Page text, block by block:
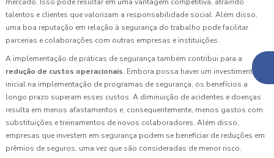
talentos e clientes que valorizam a responsabilidade social. Além disso,
uma boa reputação em relação à segurança do trabalho pode facilitar
parcerias e colaborações com outras empresas e instituições.
A implementação de práticas de segurança também contribui para a
redução de custos operacionais. Embora possa haver um investimento
inicial na implementação de programas de segurança, os benefícios a
longo prazo superam esses custos. A diminuição de acidentes e doenças
resulta em menos afastamentos e, consequentemente, menos gastos com
substituições e treinamentos de novos colaboradores. Além disso,
empresas que investem em segurança podem se beneficiar de reduções em
prêmios de seguros, uma vez que são consideradas de menor risco.